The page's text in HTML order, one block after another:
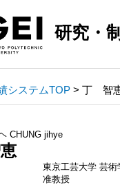
研究・
システムTOP > 丁 智
CHUNG jihye
東京工芸大学 芸
准教授